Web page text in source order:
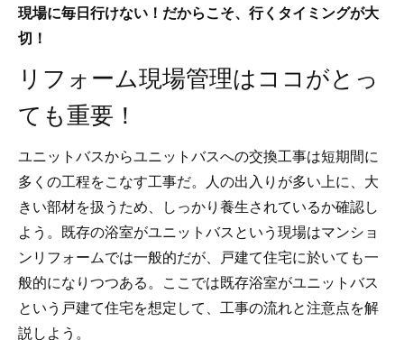
現場に毎日行けない！だからこそ、行くタイミングが大
切！
リフォーム現場管理はココがとっ
ても重要！
ユニットバスからユニットバスへの交換工事は短期間に
多くの工程をこなす工事だ。人の出入りが多い上に、大
きい部材を扱うため、しっかり養生されているか確認し
よう。既存の浴室がユニットバスという現場はマンショ
ンリフォームでは一般的だが、戸建て住宅に於いても一
般的になりつつある。ここでは既存浴室がユニットバス
という戸建て住宅を想定して、工事の流れと注意点を解
説しよう。